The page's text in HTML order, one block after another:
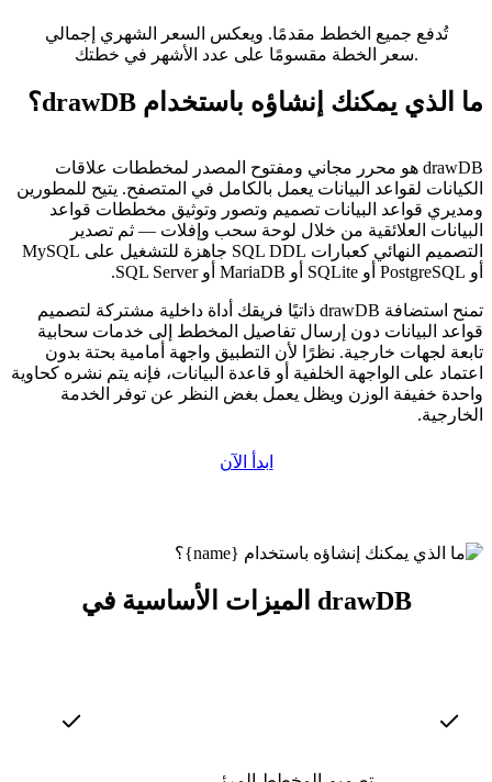
تُدفع جميع الخطط مقدمًا. ويعكس السعر الشهري إجمالي
سعر الخطة مقسومًا على عدد الأشهر في خطتك.
ما الذي يمكنك إنشاؤه باستخدام drawDB؟
drawDB هو محرر مجاني ومفتوح المصدر لمخططات علاقات
الكيانات لقواعد البيانات يعمل بالكامل في المتصفح. يتيح للمطورين
ومديري قواعد البيانات تصميم وتصور وتوثيق مخططات قواعد
البيانات العلائقية من خلال لوحة سحب وإفلات — ثم تصدير
التصميم النهائي كعبارات SQL DDL جاهزة للتشغيل على MySQL
أو PostgreSQL أو SQLite أو MariaDB أو SQL Server.
تمنح استضافة drawDB ذاتيًا فريقك أداة داخلية مشتركة لتصميم
قواعد البيانات دون إرسال تفاصيل المخطط إلى خدمات سحابية
تابعة لجهات خارجية. نظرًا لأن التطبيق واجهة أمامية بحتة بدون
اعتماد على الواجهة الخلفية أو قاعدة البيانات، فإنه يتم نشره كحاوية
واحدة خفيفة الوزن ويظل يعمل بغض النظر عن توفر الخدمة
الخارجية.
ابدأ الآن
الميزات الأساسية في drawDB